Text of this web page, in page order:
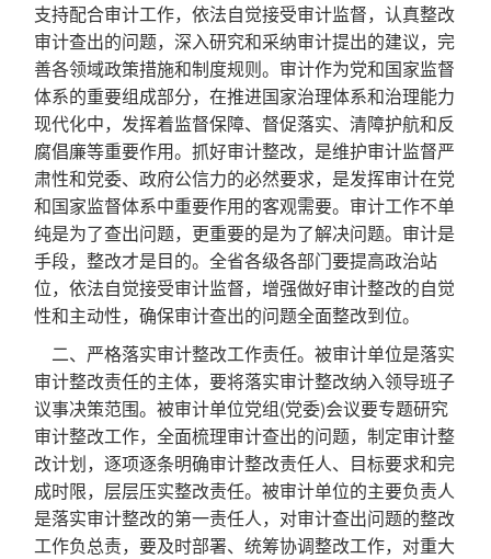
支持配合审计工作，依法自觉接受审计监督，认真整改
审计查出的问题，深入研究和采纳审计提出的建议，完
善各领域政策措施和制度规则。审计作为党和国家监督
体系的重要组成部分，在推进国家治理体系和治理能力
现代化中，发挥着监督保障、督促落实、清障护航和反
腐倡廉等重要作用。抓好审计整改，是维护审计监督严
肃性和党委、政府公信力的必然要求，是发挥审计在党
和国家监督体系中重要作用的客观需要。审计工作不单
纯是为了查出问题，更重要的是为了解决问题。审计是
手段，整改才是目的。全省各级各部门要提高政治站
位，依法自觉接受审计监督，增强做好审计整改的自觉
性和主动性，确保审计查出的问题全面整改到位。
二、严格落实审计整改工作责任。被审计单位是落实
审计整改责任的主体，要将落实审计整改纳入领导班子
议事决策范围。被审计单位党组(党委)会议要专题研究
审计整改工作，全面梳理审计查出的问题，制定审计整
改计划，逐项逐条明确审计整改责任人、目标要求和完
成时限，层层压实整改责任。被审计单位的主要负责人
是落实审计整改的第一责任人，对审计查出问题的整改
工作负总责，要及时部署、统筹协调整改工作，对重大